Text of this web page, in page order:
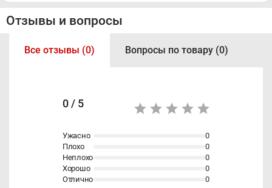
Отзывы и вопросы
Все отзывы (0) Вопросы по товару (0)
0 / 5
Ужасно
0
Плохо
0
Неплохо
0
Хорошо
0
Отлично
0